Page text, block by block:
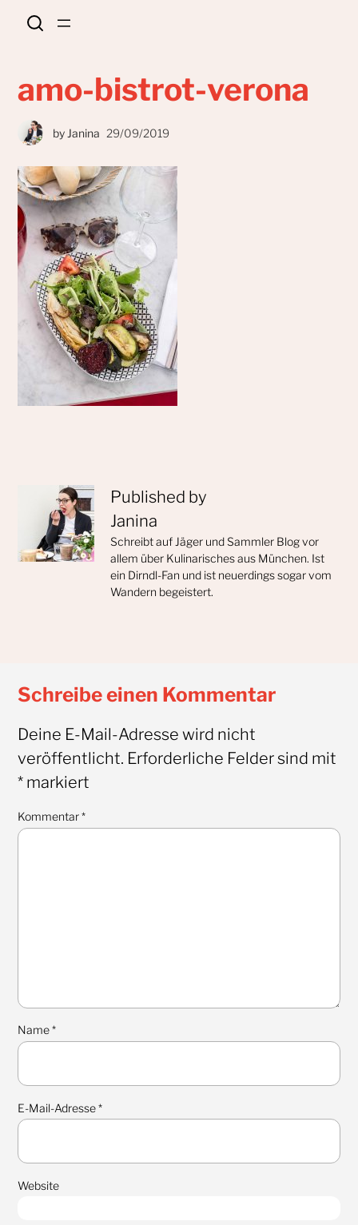
amo-bistrot-verona
by Janina 29/09/2019
Published by
Janina
Schreibt auf Jäger und Sammler Blog vor
allem über Kulinarisches aus München. Ist
ein Dirndl-Fan und ist neuerdings sogar vom
Wandern begeistert.
Schreibe einen Kommentar
Deine E-Mail-Adresse wird nicht
veröffentlicht. Erforderliche Felder sind mit
*markiert
Kommentar*
Name*
E-Mail-Adresse*
Website